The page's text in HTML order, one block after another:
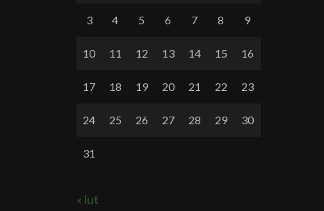
3 4 5 6 7 8 9
10 11 12 13 14 15 16
17 18 19 20 21 22 23
24 25 26 27 28 29 30
31
« lut